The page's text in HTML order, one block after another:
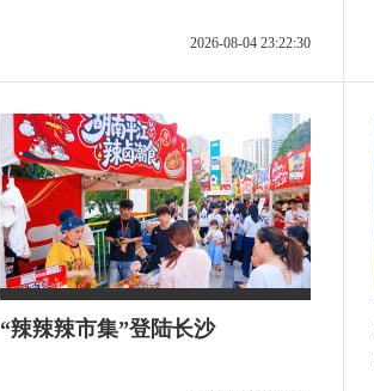
2026-08-04 23:22:30
“辣辣辣市集”登陆长沙